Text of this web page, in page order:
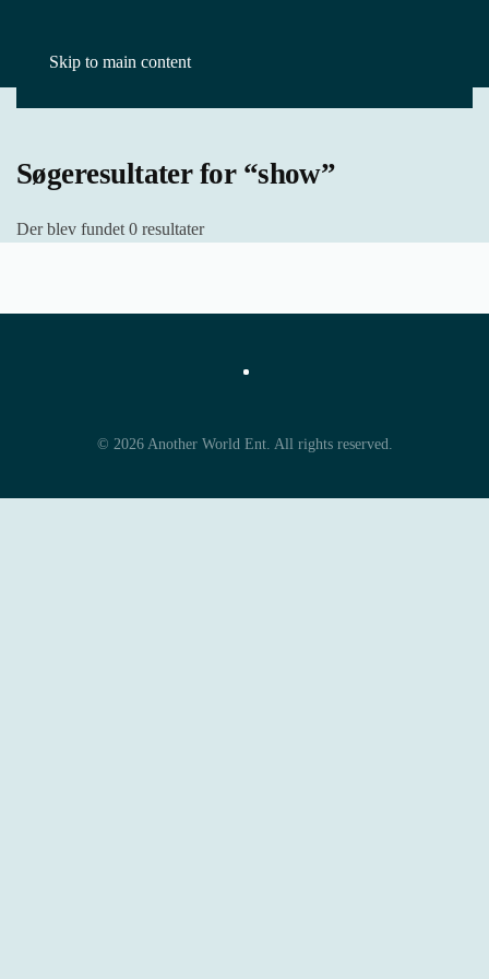
Skip to main content
Søgeresultater for “show”
Der blev fundet 0 resultater
© 2026Another World Ent. All rights reserved.